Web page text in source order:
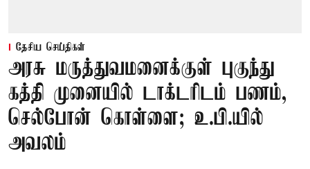
தேசிய செய்திகள்
அரசு மருத்துவமனைக்குள் புகுந்து
கத்தி முனையில் டாக்டரிடம் பணம்,
செல்போன் கொள்ளை; உ.பி.யில்
அவலம்